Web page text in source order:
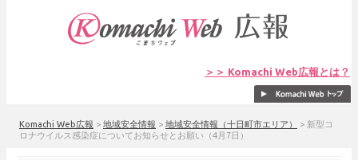
＞＞ Komachi Web広報とは？
Komachi Web広報 > 地域安全情報 > 地域安全情報（十日町市エリア） > 新型コ
ロナウイルス感染症についてお知らせとお願い（4月7日）